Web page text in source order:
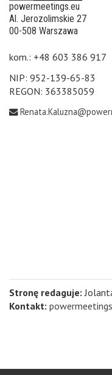
powermeetings.eu
Al. Jerozolimskie 27
00-508 Warszawa
kom.: +48 603 386 917
NIP: 952-139-65-83
REGON: 363385059
Stronę redaguje:
Kontakt: